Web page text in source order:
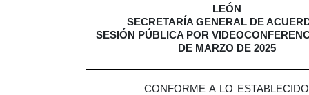
LEÓN
SECRETARÍA GENERAL DE
SESIÓN PÚBLICA POR
DE MARZO DE 2025
CONFORME A LO ESTABLECIDO